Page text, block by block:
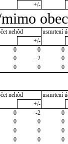
+/-
obec
nehôd
usmrtení
+/-
0 0
0
0 -2
0
0 0 0
nehôd
usmrtení
+/-
0 -2
0
0 0
0
0 0
0
0 0
0